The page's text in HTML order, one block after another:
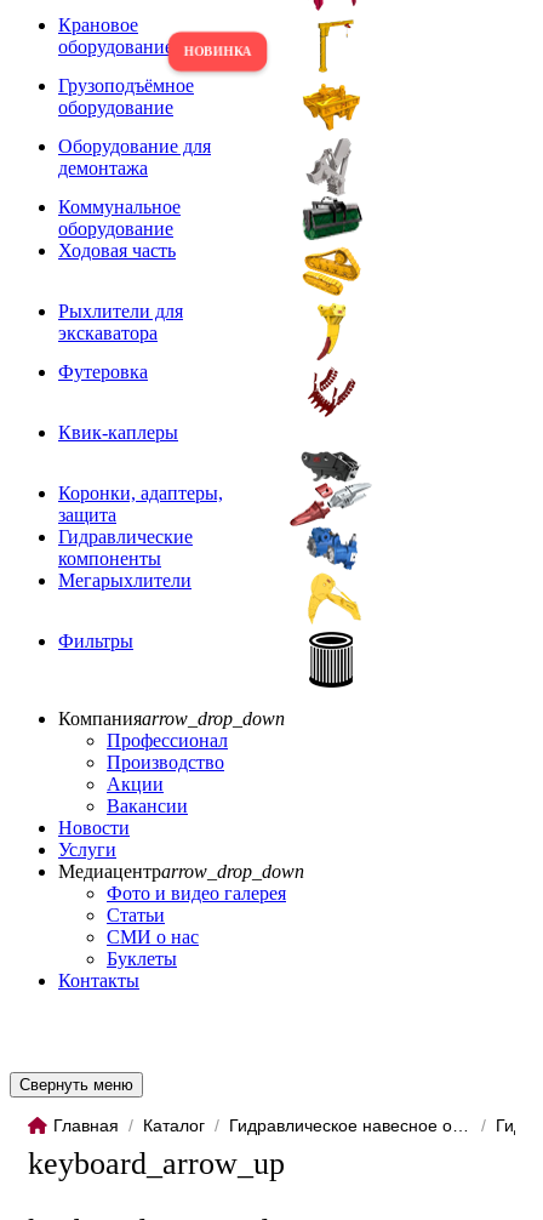
Крановое
оборудование
Грузоподъёмное
оборудование
Оборудование для
демонтажа
Коммунальное
оборудование
Ходовая часть
Рыхлители для
экскаватора
Футеровка
Квик-каплеры
Коронки, адаптеры,
защита
Гидравлические
компоненты
Мегарыхлители
Фильтры
Компанияarrow_drop_down
Профессионал
Производство
Акции
Вакансии
Новости
Услуги
Медиацентрarrow_drop_down
Фото и видео галерея
Статьи
СМИ о нас
Буклеты
Контакты
Свернуть меню
Главная / Каталог / /
keyboard_arrow_up